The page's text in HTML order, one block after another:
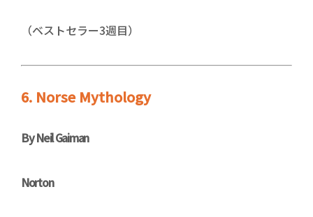
（ベストセラー3週目）
6. Norse Mythology
By Neil Gaiman
Norton